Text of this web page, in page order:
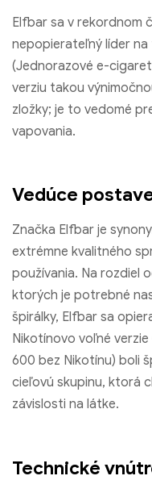
Elfbar sa v rekordnom
nepopierateľný líder na
(Jednorazové e-
verziu takou
zložky; je to vedomé
vapovania.
Vedúce
Značka Elfbar je
extrémne kvalitného
používania. Na rozdiel
ktorých je potrebné
špirálky, Elfbar sa
Nikotínovo voľné
600 bez Nikotínu) boli
cieľovú skupinu, ktorá
závislosti na látke.
Technické